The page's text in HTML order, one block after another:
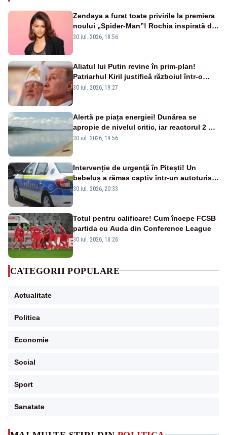
Zendaya a furat toate privirile la premiera
noului „Spider-Man”! Rochia inspirată de
pânza de păianjen a făcut senzație
30 iul. 2026, 18:56
Aliatul lui Putin revine în prim-plan!
Patriarhul Kiril justifică războiul într-o
nouă carte
30 iul. 2026, 19:27
Alertă pe piața energiei! Dunărea se
apropie de nivelul critic, iar reactorul 2 de
la Cernavodă ar putea fi oprit
30 iul. 2026, 19:56
Intervenție de urgență în Pitești! Un
bebeluș a rămas captiv într-un autoturism
din cauza unei defecțiuni
30 iul. 2026, 20:33
Totul pentru calificare! Cum începe FCSB
partida cu Auda din Conference League
30 iul. 2026, 18:26
CATEGORII POPULARE
Actualitate
Politica
Economie
Social
Sport
Sanatate